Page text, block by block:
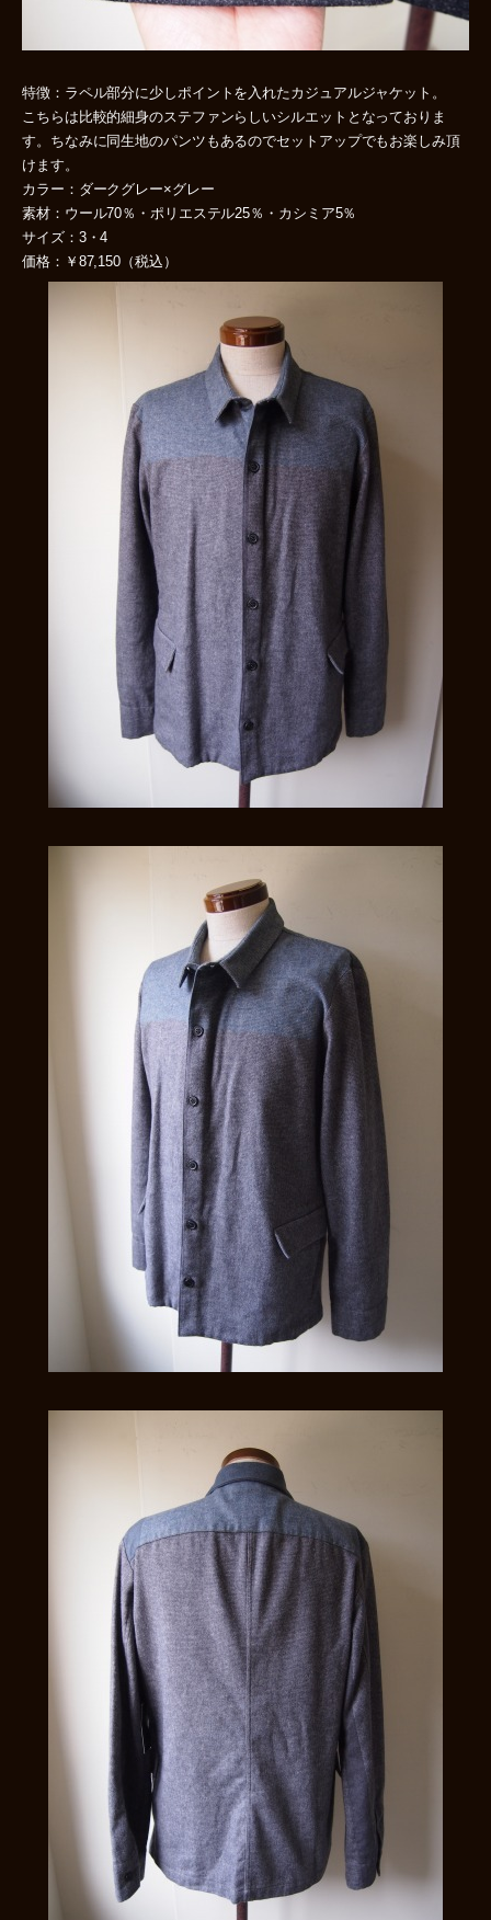
特徴：ラペル部分に少しポイントを入れたカジュアルジャケット。
こちらは比較的細身のステファンらしいシルエットとなっておりま
す。ちなみに同生地のパンツもあるのでセットアップでもお楽しみ頂
けます。
カラー：ダークグレー×グレー
素材：ウール70％・ポリエステル25％・カシミア5％
サイズ：3・4
価格：￥87,150（税込）